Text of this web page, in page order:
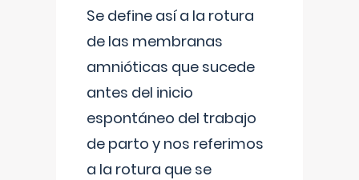
Se define así a la rotura
de las membranas
amnióticas que sucede
antes del inicio
espontáneo del trabajo
de parto y nos referimos
a la rotura que se